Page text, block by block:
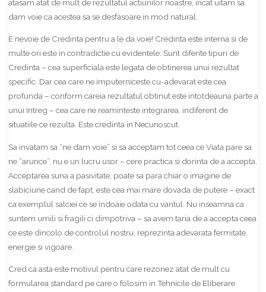
atasam atat de mult de rezultatul actiunilor noastre, incat uitam sa
dam voie ca acestea sa se desfasoare in mod natural.
E nevoie de Credinta pentru a le da voie! Credinta este interna si de
multe ori este in contradictie cu evidentele. Sunt diferite tipuri de
Credinta – cea superficiala este legata de obtinerea unui rezultat
specific. Dar cea care ne imputerniceste cu-adevarat este cea
profunda – conform careia rezultatul obtinut este intotdeauna parte a
unui Intreg – cea care ne reaminteste integrarea, indiferent de
situatiile ce rezulta. Este credinta in Necunoscut.
Sa invatam sa “ne dam voie” si sa acceptam tot ceea ce Viata pare sa
ne “arunce”, nu e un lucru usor – cere practica si dorinta de a accepta.
Acceptarea suna a pasivitate, poate sa para chiar o imagine de
slabiciune cand de fapt, este cea mai mare dovada de putere – exact
ca exemplul salciei ce se indoaie odata cu vantul. Nu inseamna ca
suntem umili si fragili ci dimpotriva – sa avem taria de a accepta ceea
ce este dincolo de controlul nostru, reprezinta adevarata fermitate,
energie si vigoare.
Cred ca asta este motivul pentru care rezonez atat de mult cu
formularea standard pe care o folosim in Tehnicile de Eliberare